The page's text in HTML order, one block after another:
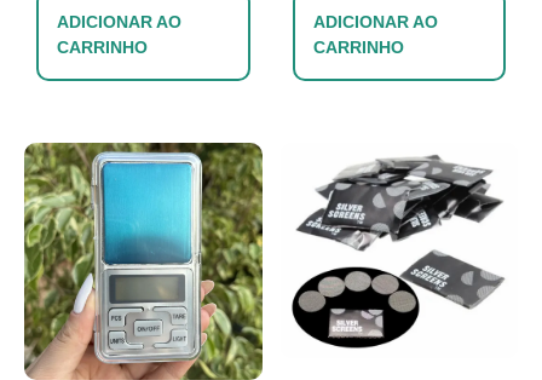
ADICIONAR AO
CARRINHO
ADICIONAR AO
CARRINHO